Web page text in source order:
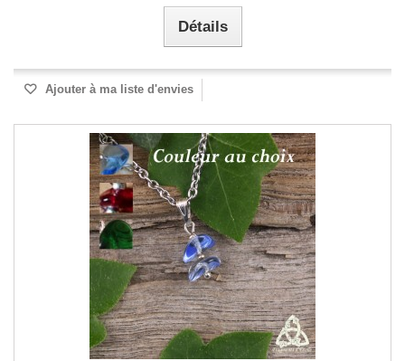
Détails
Ajouter à ma liste d'envies